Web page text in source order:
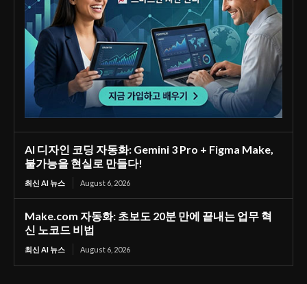
AI 디자인 코딩 자동화: Gemini 3 Pro + Figma Make,
불가능을 현실로 만들다!
최신 AI 뉴스 August 6, 2026
Make.com 자동화: 초보도 20분 만에 끝내는 업무 혁
신 노코드 비법
최신 AI 뉴스 August 6, 2026